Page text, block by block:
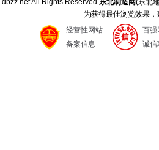
dbzz.net All Rights Reserved东北制造网(东北
为获得最佳浏览效果
经营性网站
备案信息
百强
诚信